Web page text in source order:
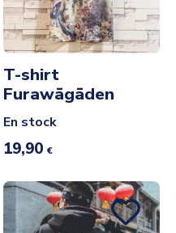
T-shirt
Furawāgāden
En stock
19,90 €